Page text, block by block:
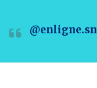
@enligne.sn